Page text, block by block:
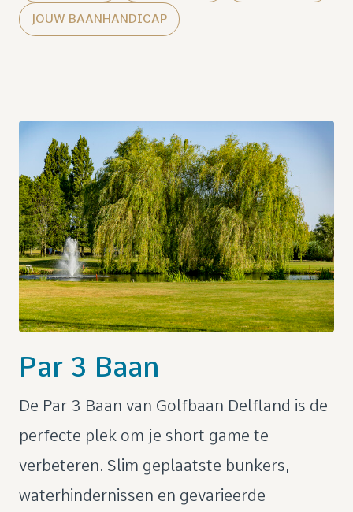
JOUW BAANHANDICAP
Par 3 Baan
De Par 3 Baan van Golfbaan Delfland is de
perfecte plek om je short game te
verbeteren. Slim geplaatste bunkers,
waterhindernissen en gevarieerde